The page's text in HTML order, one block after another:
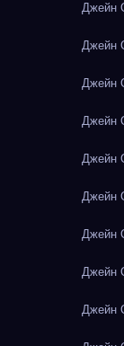
Джейн
Джейн
Джейн
Джейн
Джейн
Джейн
Джейн
Джейн
Джейн